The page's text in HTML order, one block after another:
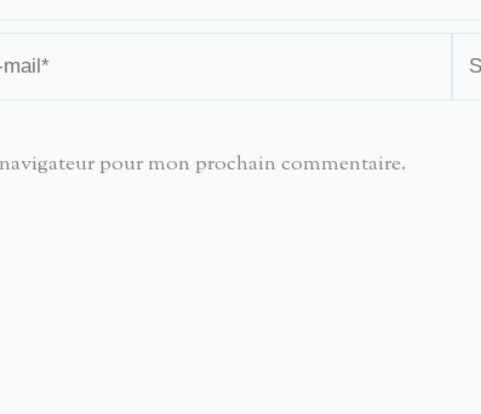
pour mon prochain commentaire.